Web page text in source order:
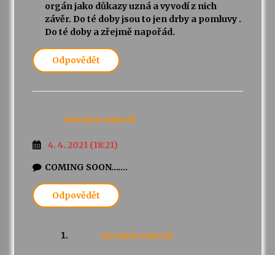
orgán jako důkazy uzná a vyvodí z nich
závěr. Do té doby jsou to jen drby a pomluvy .
Do té doby a zřejmě napořád.
Odpovědět
Anonym napsal:
4. 4. 2021 (18:21)
COMING SOON…….
Odpovědět
Anonym napsal: